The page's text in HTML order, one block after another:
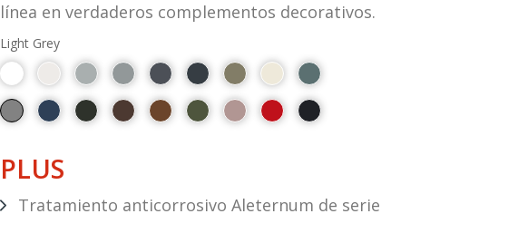
línea en verdaderos complementos decorativos.
Light Grey
PLUS
Tratamiento anticorrosivo Aleternum de serie